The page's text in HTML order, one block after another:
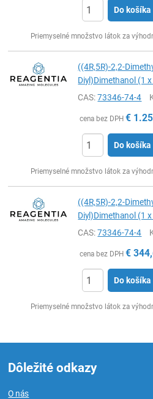
Do košíka
Priemyselné množstvo látok za
((4R,5R)-2,2-
Diyl)Dimethanol (1
CAS:73346-74-4
cena bez DPH €
Do košíka
Priemyselné množstvo látok za
((4R,5R)-2,2-
Diyl)Dimethanol (1
CAS:73346-74-4
cena bez DPH €
Do košíka
Priemyselné množstvo látok za
Dôležité odkazy
O nás